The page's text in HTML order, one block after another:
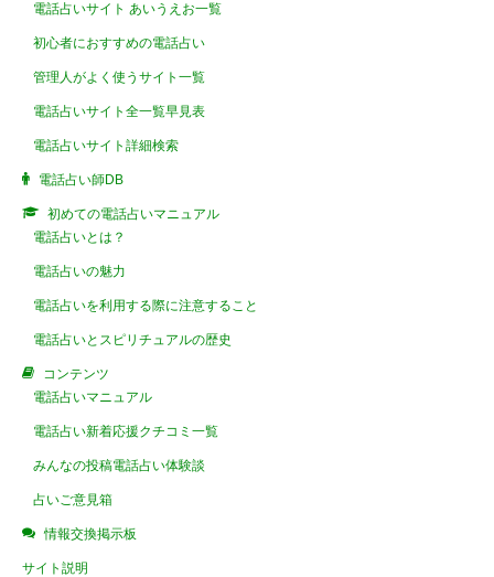
電話占いサイト あいうえお一覧
初心者におすすめの電話占い
管理人がよく使うサイト一覧
電話占いサイト全一覧早見表
電話占いサイト詳細検索
電話占い師DB
初めての電話占いマニュアル
電話占いとは？
電話占いの魅力
電話占いを利用する際に注意すること
電話占いとスピリチュアルの歴史
コンテンツ
電話占いマニュアル
電話占い新着応援クチコミ一覧
みんなの投稿電話占い体験談
占いご意見箱
情報交換掲示板
サイト説明